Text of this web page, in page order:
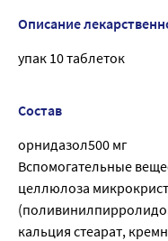
Описание
упак 10 таблеток
Состав
орнидазол500 мг
Вспомогательные
целлюлоза
кальция стеарат,